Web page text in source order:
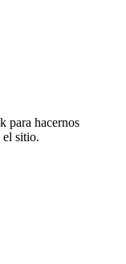
para hacernos
el sitio.